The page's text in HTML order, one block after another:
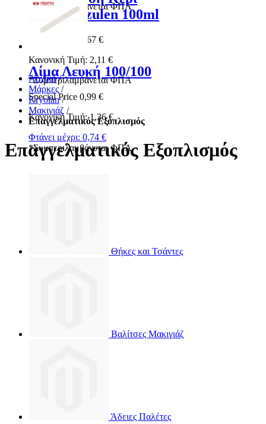
*Συμπεριλαμβάνεται ΦΠΑ
Ρολέτα Azulen 100ml
1,67 €
Κανονική Τιμή: 2,11 €
*Συμπεριλαμβάνεται ΦΠΑ
Λίμα Λευκή 100/100
Special Price 0,99 €
Κανονική Τιμή: 1,36 €
Φτάνει μέχρι: 0,74 €
*Συμπεριλαμβάνεται ΦΠΑ
Αρχική /
Μάρκες /
Kryolan /
Μακιγιάζ /
Επαγγελματικός Εξοπλισμός
Επαγγελματικός Εξοπλισμός
Θήκες και Τσάντες
Βαλίτσες Μακιγιάζ
Άδειες Παλέτες